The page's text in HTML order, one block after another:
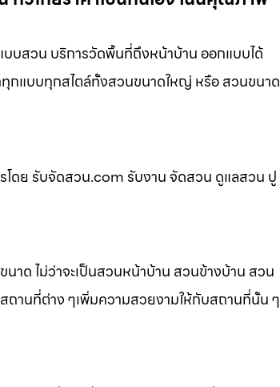
สวน บริการวัดพื้นที่ถึงหน้าบ้าน ออกแบบได้
ทุกแบบทุกสไตล์ทั้งสวนขนาดใหญ่ หรือ สวนขนาด
ดย รับจัดสวน.com รับงาน จัดสวน ดูแลสวน ปู
ด ไม่ว่าจะเป็นสวนหน้าบ้าน สวนข้างบ้าน สวน
านที่ต่าง ๆเพิ่มความสวยงามให้กับสถานที่นั้น ๆ